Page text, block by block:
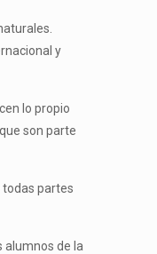
y
lo propio
son parte
todas partes
alumnos de la